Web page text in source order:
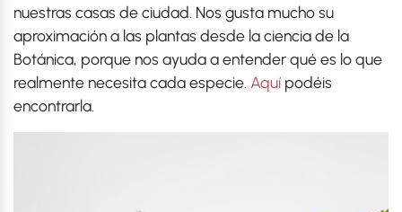
nuestras casas de ciudad. Nos gusta mucho su
aproximación a las plantas desde la ciencia de la
Botánica, porque nos ayuda a entender qué es lo que
realmente necesita cada especie. Aquí podéis
encontrarla.